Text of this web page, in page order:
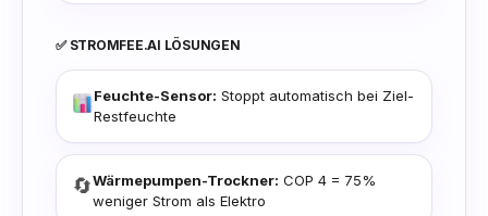
✅ STROMFEE.AI LÖSUNGEN
Feuchte-Sensor: Stoppt automatisch bei Ziel-
Restfeuchte
🔄Wärmepumpen-Trockner: COP 4 = 75%
weniger Strom als Elektro